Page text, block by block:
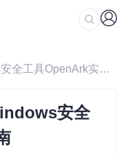
/ 3大维度全面防护：Windows安全工具OpenArk实战指南
安全